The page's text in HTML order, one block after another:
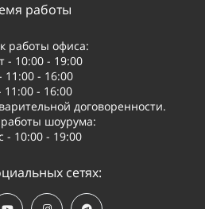
работы
работы офиса:
- 10:00 - 19:00
11:00 - 16:00
11:00 - 16:00
договоренности.
шоурума:
- 10:00 - 19:00
сетях: